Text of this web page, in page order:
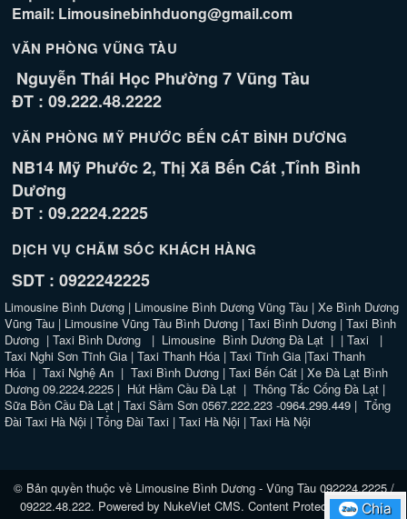
Zalo Chia
Email: Limousinebinhduong@gmail.com
VĂN PHÒNG VŨNG TÀU
Nguyễn Thái Học Phường 7 Vũng Tàu
ĐT : 09.222.48.2222
VĂN PHÒNG MỸ PHƯỚC BẾN CÁT BÌNH DƯƠNG
NB14 Mỹ Phước 2, Thị Xã Bến Cát ,Tỉnh Bình
Dương
ĐT : 09.2224.2225
DỊCH VỤ CHĂM SÓC KHÁCH HÀNG
SDT : 0922242225
Limousine Bình Dương | Limousine Bình Dương Vũng Tàu | Xe Bình Dương
Vũng Tàu | Limousine Vũng Tàu Bình Dương | Taxi Bình Dương | Taxi Bình
Dương | Taxi Bình Dương | Limousine Bình Dương Đà Lạt | | Taxi
|
Taxi Nghi Sơn Tĩnh Gia | Taxi Thanh Hóa | Taxi Tĩnh Gia |Taxi Thanh
Hóa | Taxi Nghệ An | Taxi Bình Dương | Taxi Bến Cát | Xe Đà Lạt Bình
Dương 09.2224.2225 | Hút Hầm Cầu Đà Lạt | Thông Tắc Cống Đà Lạt |
Sữa Bồn Cầu Đà Lạt | Taxi Sầm Sơn 0567.222.223 -0964.299.449 | Tổng
Đài Taxi Hà Nội | Tổng Đài Taxi | Taxi Hà Nội | Taxi Hà Nội
Zalo Chia
© Bản quyền thuộc về Limousine Bình Dương - Vũng Tàu 092224.2225 /
09222.48.222. Powered by NukeViet CMS. Content Protected website